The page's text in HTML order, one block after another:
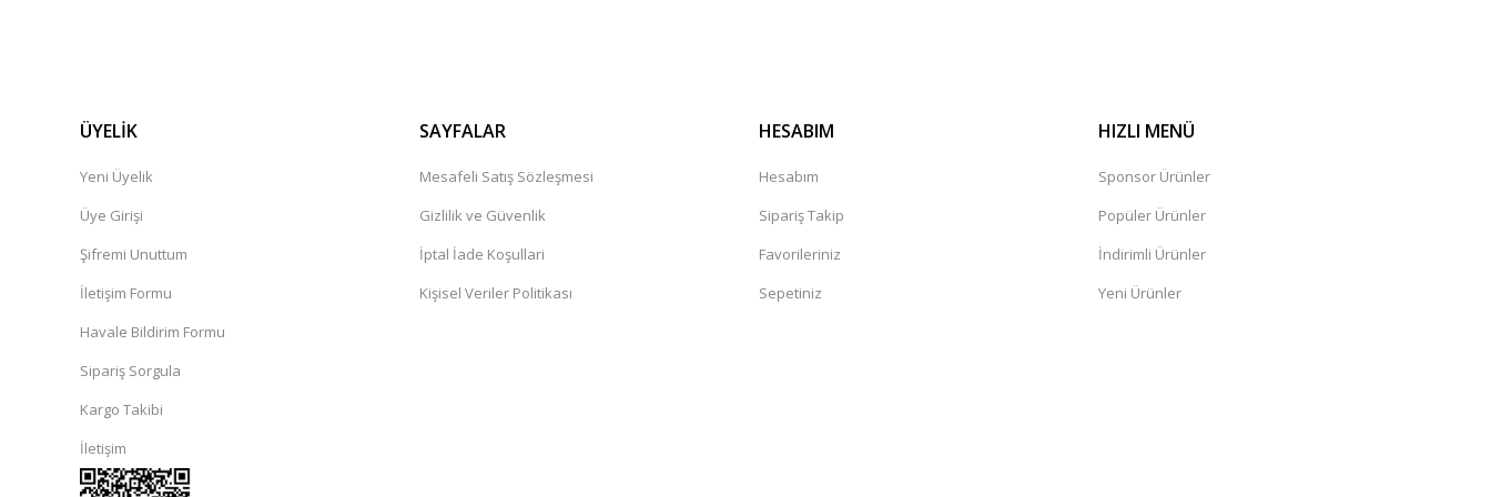
ÜYELİK
Yeni Üyelik
Üye Girişi
Şifremi Unuttum
İletişim Formu
Havale Bildirim Formu
Sipariş Sorgula
Kargo Takibi
İletişim
SAYFALAR
Mesafeli Satış Sözleşmesi
Gizlilik ve Güvenlik
İptal İade Koşullari
Kişisel Veriler Politikası
HESABIM
Hesabım
Sipariş Takip
Favorileriniz
Sepetiniz
HIZLI MENÜ
Sponsor Ürünler
Popüler Ürünler
İndirimli Ürünler
Yeni Ürünler